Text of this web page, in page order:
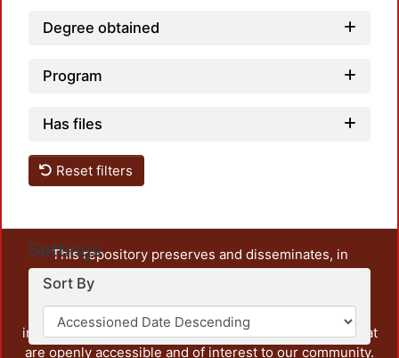
Degree obtained
Program
Has files
Reset filters
Settings
Sort By
This repository preserves and disseminates, in
unrestricted open access, the teaching and research
output of UAM Azcapotzalco. It also includes some
administrative and graphic documents from the
institution, as well as content from other institutions that
are openly accessible and of interest to our community.